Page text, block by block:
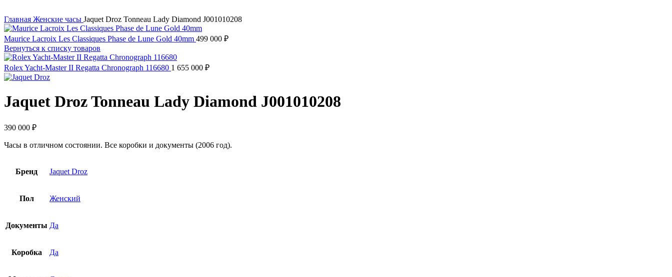
Главная Женские часы Jaquet Droz Tonneau Lady Diamond J001010208
Maurice Lacroix Les Classiques Phase de Lune Gold 40mm 499 000 ₽
Вернуться к списку товаров
Rolex Yacht-Master II Regatta Chronograph 116680 1 655 000 ₽
Jaquet Droz Tonneau Lady Diamond J001010208
390 000 ₽
Часы в отличном состоянии. Все коробки и документы (2006 год).
Бренд Jaquet Droz
Пол Женский
Документы Да
Коробка Да